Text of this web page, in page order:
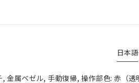
日本語
金属ベゼル, 手動復帰, 操作部色: 赤（